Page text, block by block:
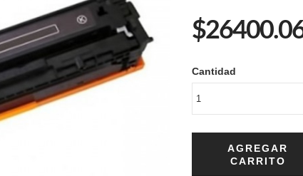
Cantidad
AGREGAR
CARRITO